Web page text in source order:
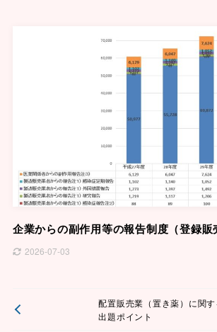
企業からの副作用等の報告制度（登録販
2026-07-03
配置販売業（置き薬）に関す
出題ポイント